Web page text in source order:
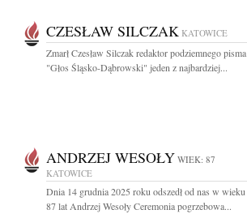
CZESŁAW SILCZAK KATOWICE
Zmarł Czesław Silczak redaktor podziemnego pisma
"Głos Śląsko-Dąbrowski" jeden z najbardziej...
ANDRZEJ WESOŁY WIEK: 87
KATOWICE
Dnia 14 grudnia 2025 roku odszedł od nas w wieku
87 lat Andrzej Wesoły Ceremonia pogrzebowa...